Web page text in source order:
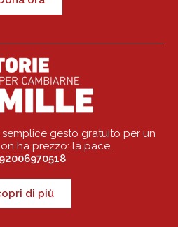
semplice gesto gratuito per un
ha prezzo: la pace.
di più